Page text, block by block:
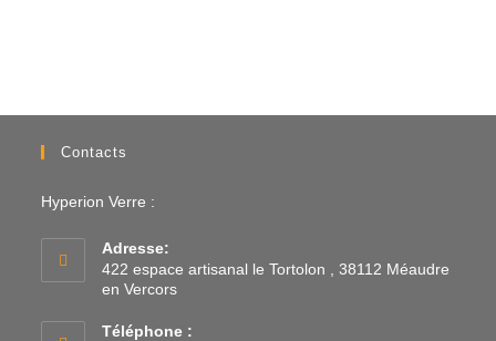
Contacts
Hyperion Verre :
Adresse:
422 espace artisanal le Tortolon , 38112 Méaudre
en Vercors
Téléphone :